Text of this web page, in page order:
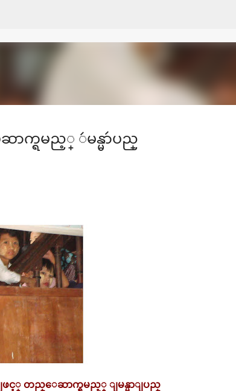
ာက္ရမည့္ ဴမန္မာဴပည္
ဖင့္ တည္ေဆာက္ရမည့္ ျမန္မာျပည္